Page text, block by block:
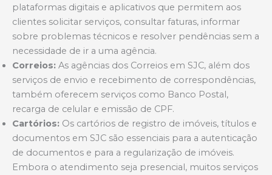
plataformas digitais e aplicativos que permitem aos
clientes solicitar serviços, consultar faturas, informar
sobre problemas técnicos e resolver pendências sem a
necessidade de ir a uma agência.
Correios: As agências dos Correios em SJC, além dos
serviços de envio e recebimento de correspondências,
também oferecem serviços como Banco Postal,
recarga de celular e emissão de CPF.
Cartórios: Os cartórios de registro de imóveis, títulos e
documentos em SJC são essenciais para a autenticação
de documentos e para a regularização de imóveis.
Embora o atendimento seja presencial, muitos serviços